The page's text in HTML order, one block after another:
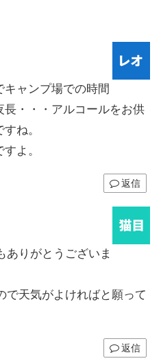
ャンプ場での時間
長・・・アルコールをお供
ね。
よ。
返信
りがとうございま
で天気がよければと願って
返信